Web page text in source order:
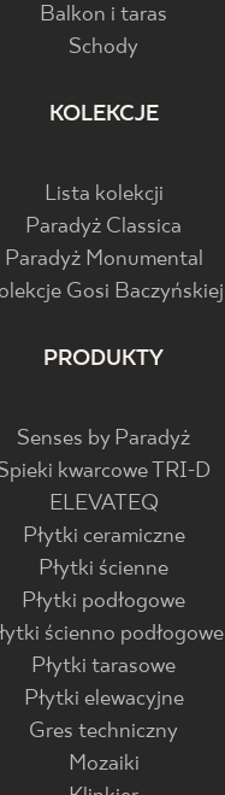
Balkon i taras
Schody
KOLEKCJE
Lista kolekcji
Paradyż Classica
Paradyż Monumental
Gosi Baczyńskiej
PRODUKTY
Senses by Paradyż
kwarcowe TRI-D
ELEVATEQ
Płytki ceramiczne
Płytki ścienne
Płytki podłogowe
ścienno podłogowe
Płytki tarasowe
Płytki elewacyjne
Gres techniczny
Mozaiki